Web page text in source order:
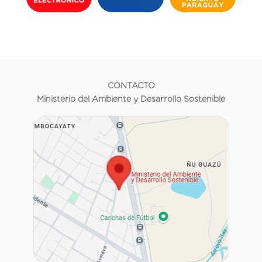
CONTACTO
Ministerio del Ambiente y Desarrollo Sostenible